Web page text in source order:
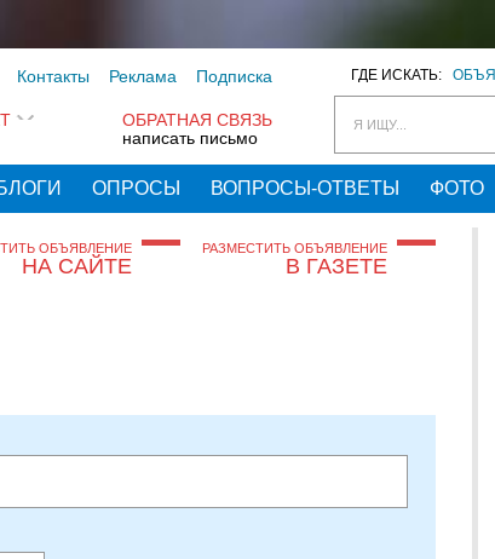
ГДЕ ИСКАТЬ:
Я ИЩУ...
Контакты Реклама Подписка
ОБРАТНАЯ СВЯЗЬ
написать письмо
ОПРОСЫ ВОПРОСЫ-ОТВЕТЫ ФОТО
ОБЪЯВЛЕНИЕ
НА САЙТЕ
РАЗМЕСТИТЬ ОБЪЯВЛЕНИЕ
В ГАЗЕТЕ